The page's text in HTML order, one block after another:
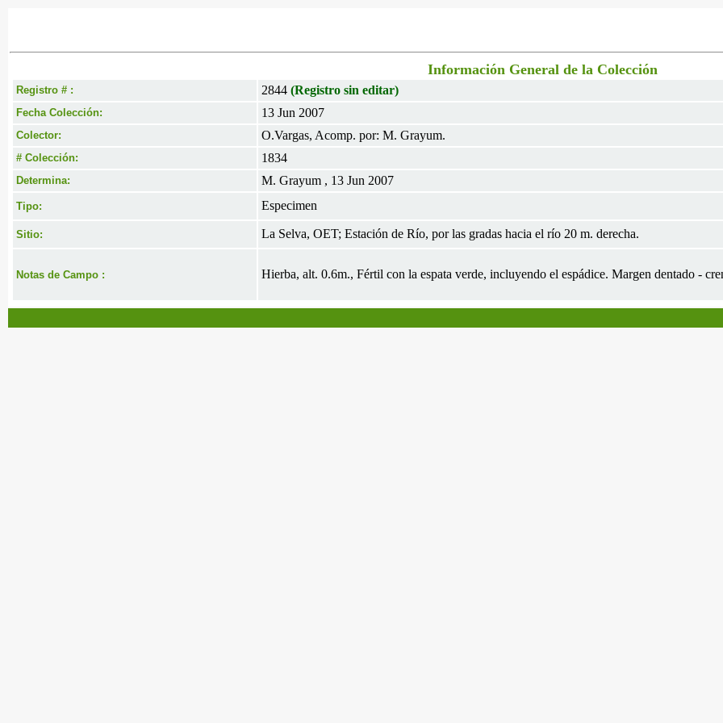
Información General de la Colección
Registro # : 2844 (Registro sin editar)
Fecha Colección: 13 Jun 2007
Colector: O.Vargas, Acomp. por: M. Grayum.
# Colección: 1834
Determina: M. Grayum , 13 Jun 2007
Tipo: Especimen
Sitio: La Selva, OET; Estación de Río, por las gradas hacia el río 20 m. derecha.
Notas de Campo : Hierba, alt. 0.6m., Fértil con la espata verde, incluyendo el espádice. Margen dentado -